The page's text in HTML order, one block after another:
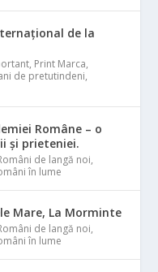
de la
, Print Marca,
de pretutindeni,
Române – o
și prieteniei.
de langă noi,
în lume
Mare, La Morminte
de langă noi,
în lume